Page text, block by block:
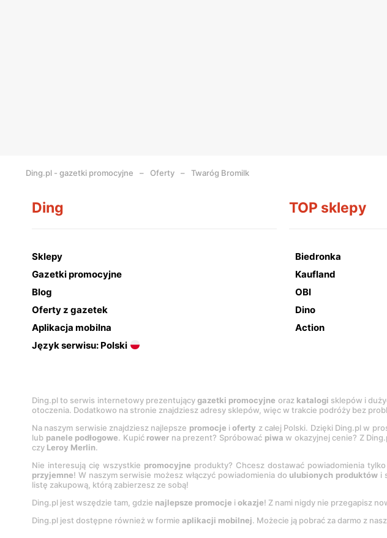
Ding.pl - gazetki promocyjne Oferty Twaróg Bromilk
Ding
Sklepy
Gazetki promocyjne
Blog
Oferty z gazetek
Aplikacja mobilna
Język serwisu: Polski
TOP sklepy
Biedronka
Kaufland
OBI
Dino
Action
Ding.pl to serwis internetowy prezentującygazetki promocyjne oraz katalogi sklepów i
otoczenia. Dodatkowo na stronie znajdziesz adresy sklepów, więc w trakcie podróży bez
Na naszym serwisie znajdziesz najlepsze promocje ioferty z całej Polski. Dzięki Ding.pl w
lub panele podłogowe. Kupić rower na prezent? Spróbować piwa w okazyjnej cenie? Z
czy Leroy Merlin.
Nie interesują cię wszystkie promocyjne produkty? Chcesz dostawać powiadomienia
przyjemne! W naszym serwisie możesz włączyć powiadomienia do ulubionych produktów i
listę zakupową, którą zabierzesz ze sobą!
Ding.pl jest wszędzie tam, gdzie najlepsze promocje i okazje! Z nami nigdy nie przegapisz
Ding.pl jest dostępne również w formie aplikacji mobilnej. Możecie ją pobrać za darmo z